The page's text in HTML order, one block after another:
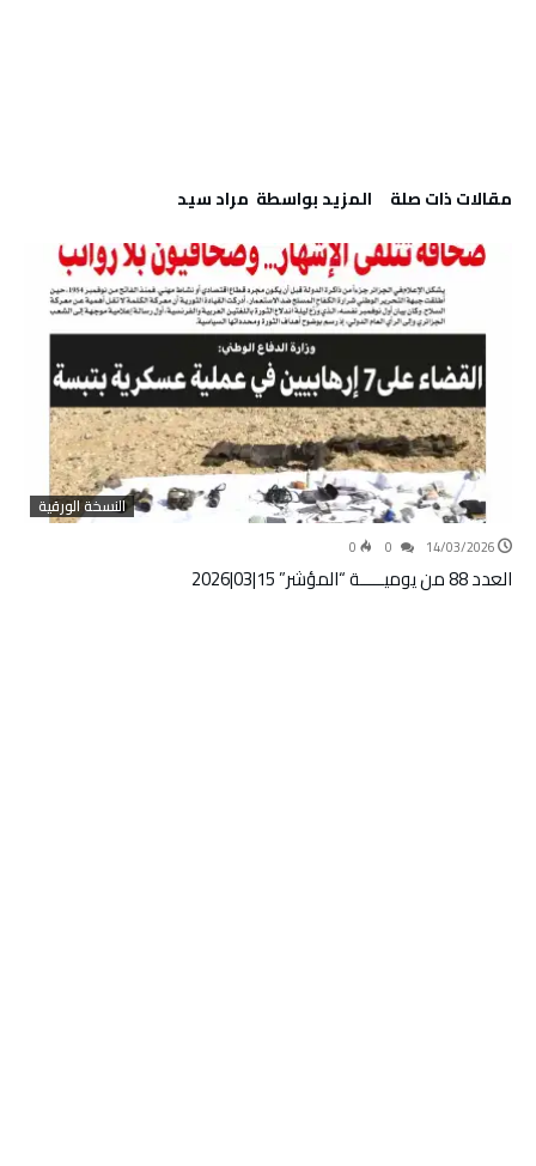
‫مقالات ذات صلة‬ ‫‫المزيد بواسطة‬ ‬ مراد سيد
النسخة الورقية
14/03/2026
0
العدد 88 من يوميـــــة “المؤشر” 15|03|2026